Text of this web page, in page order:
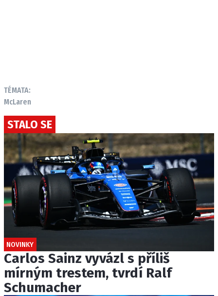
TÉMATA:
McLaren
STALO SE
NOVINKY
Carlos Sainz vyvázl s příliš
mírným trestem, tvrdí Ralf
Schumacher